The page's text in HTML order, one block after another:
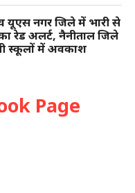
यूएस नगर जिले में भारी से
रेड अलर्ट, नैनीताल जिले
स्कूलों में अवकाश
Page